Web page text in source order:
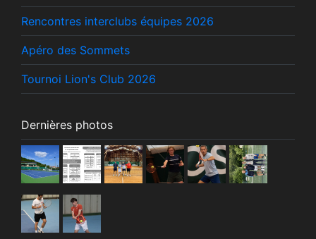
Rencontres interclubs équipes 2026
Apéro des Sommets
Tournoi Lion's Club 2026
Dernières photos